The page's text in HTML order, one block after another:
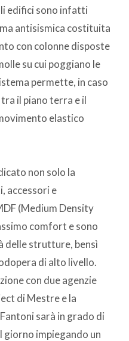
edifici sono infatti
antisismica costituita
con colonne disposte
su cui poggiano le
permette, in caso
tra il piano terra e il
elastico
non solo la
accessori e
(Medium Density
comfort e sono
delle strutture, bensì
di alto livello.
con due agenzie
di Mestre e la
sarà in grado di
giorno impiegando un